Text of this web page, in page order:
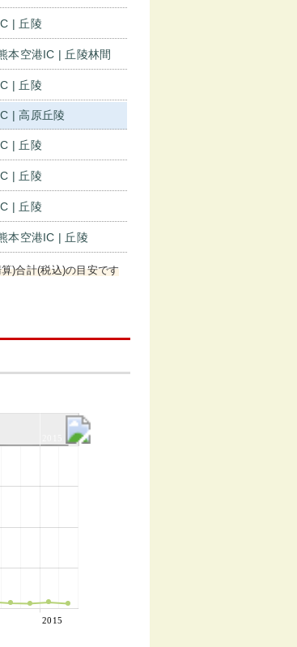
| 丘陵
本空港IC | 丘陵林間
| 丘陵
| 高原丘陵
| 丘陵
| 丘陵
| 丘陵
本空港IC | 丘陵
)合計(税込)の目安です
2015